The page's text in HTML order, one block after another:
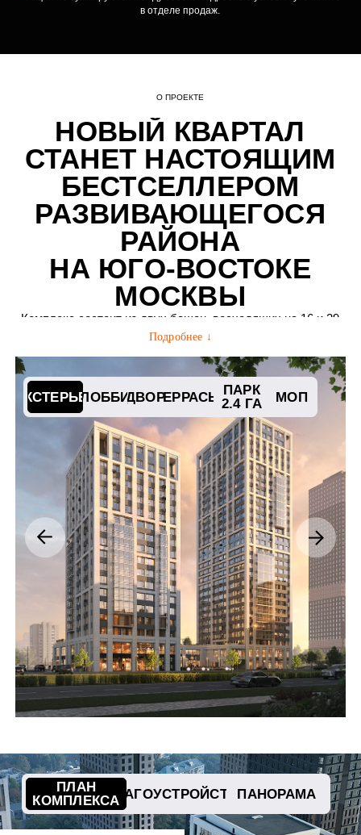
этажей, расположенных в непосредственной близости
владельцев квартир.
Каждая деталь здесь продумана до совершенства —
эргономичные планировочные решения, невероятные
виды на зеленый оазис парковой зоны в 2,4 га, авторские
лобби, подземный паркинг с зимним садом, а также
ландшафтный дизайн и community-инфраструктура. Таким
образом будет создана целая экосистема, где каждый
элемент играет свою ключевую роль.
Подробнее ↓
ПАРК
КОМПЛЕКСНОЕ
РАЗВИТИЕ ТЕРРИТОРИЙ
КОМПЛЕКСНОЕ
РАЗВИТИЕ ТЕРРИТОРИЙ
ВЫБИРАЙТЕ НЕ
ПРОСТО
КВАРТИРУ — А
ГОТОВУЮ СРЕДУ
ДЛЯ ЖИЗНИ!
В рамках проекта КРТ инфраструктура
района будет наполняться.
Планируется строительство:
— Футбольное поле для игр
— Современный ФОК с бассейном,
залами и секциями для всей семьи
— Офисы в шаговой доступности
— Торговый комплекс с магазинами,
кафе и сервисами
— Гостиница с апартаментами для
гостей
ПЛАН
КОМПЛЕКСАБЛАГОУСТРОЙСТВОПАНОРАМА